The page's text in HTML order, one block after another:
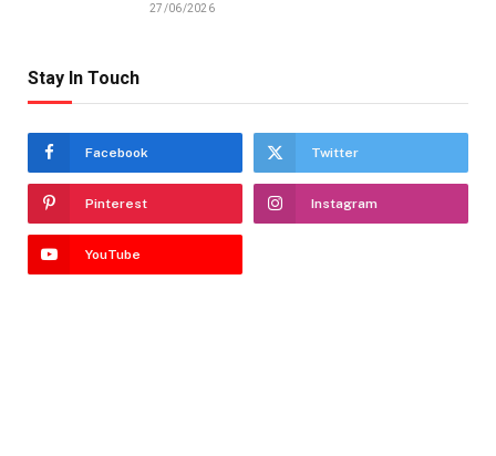
27/06/2026
Stay In Touch
Facebook Twitter
Pinterest Instagram
YouTube